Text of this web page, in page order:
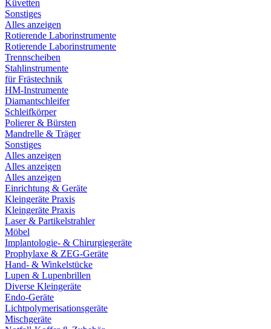
Küvetten
Sonstiges
Alles anzeigen
Rotierende Laborinstrumente
Rotierende Laborinstrumente
Trennscheiben
Stahlinstrumente
für Frästechnik
HM-Instrumente
Diamantschleifer
Schleifkörper
Polierer & Bürsten
Mandrelle & Träger
Sonstiges
Alles anzeigen
Alles anzeigen
Alles anzeigen
Einrichtung & Geräte
Kleingeräte Praxis
Kleingeräte Praxis
Laser & Partikelstrahler
Möbel
Implantologie- & Chirurgiegeräte
Prophylaxe & ZEG-Geräte
Hand- & Winkelstücke
Lupen & Lupenbrillen
Diverse Kleingeräte
Endo-Geräte
Lichtpolymerisationsgeräte
Mischgeräte